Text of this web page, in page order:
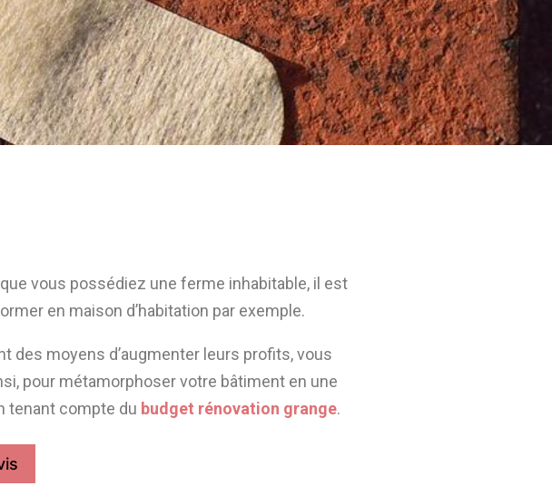
vous possédiez une ferme inhabitable, il est
en maison d’habitation par exemple.
des moyens d’augmenter leurs profits, vous
pour métamorphoser votre bâtiment en une
tenant compte du budget rénovation grange.